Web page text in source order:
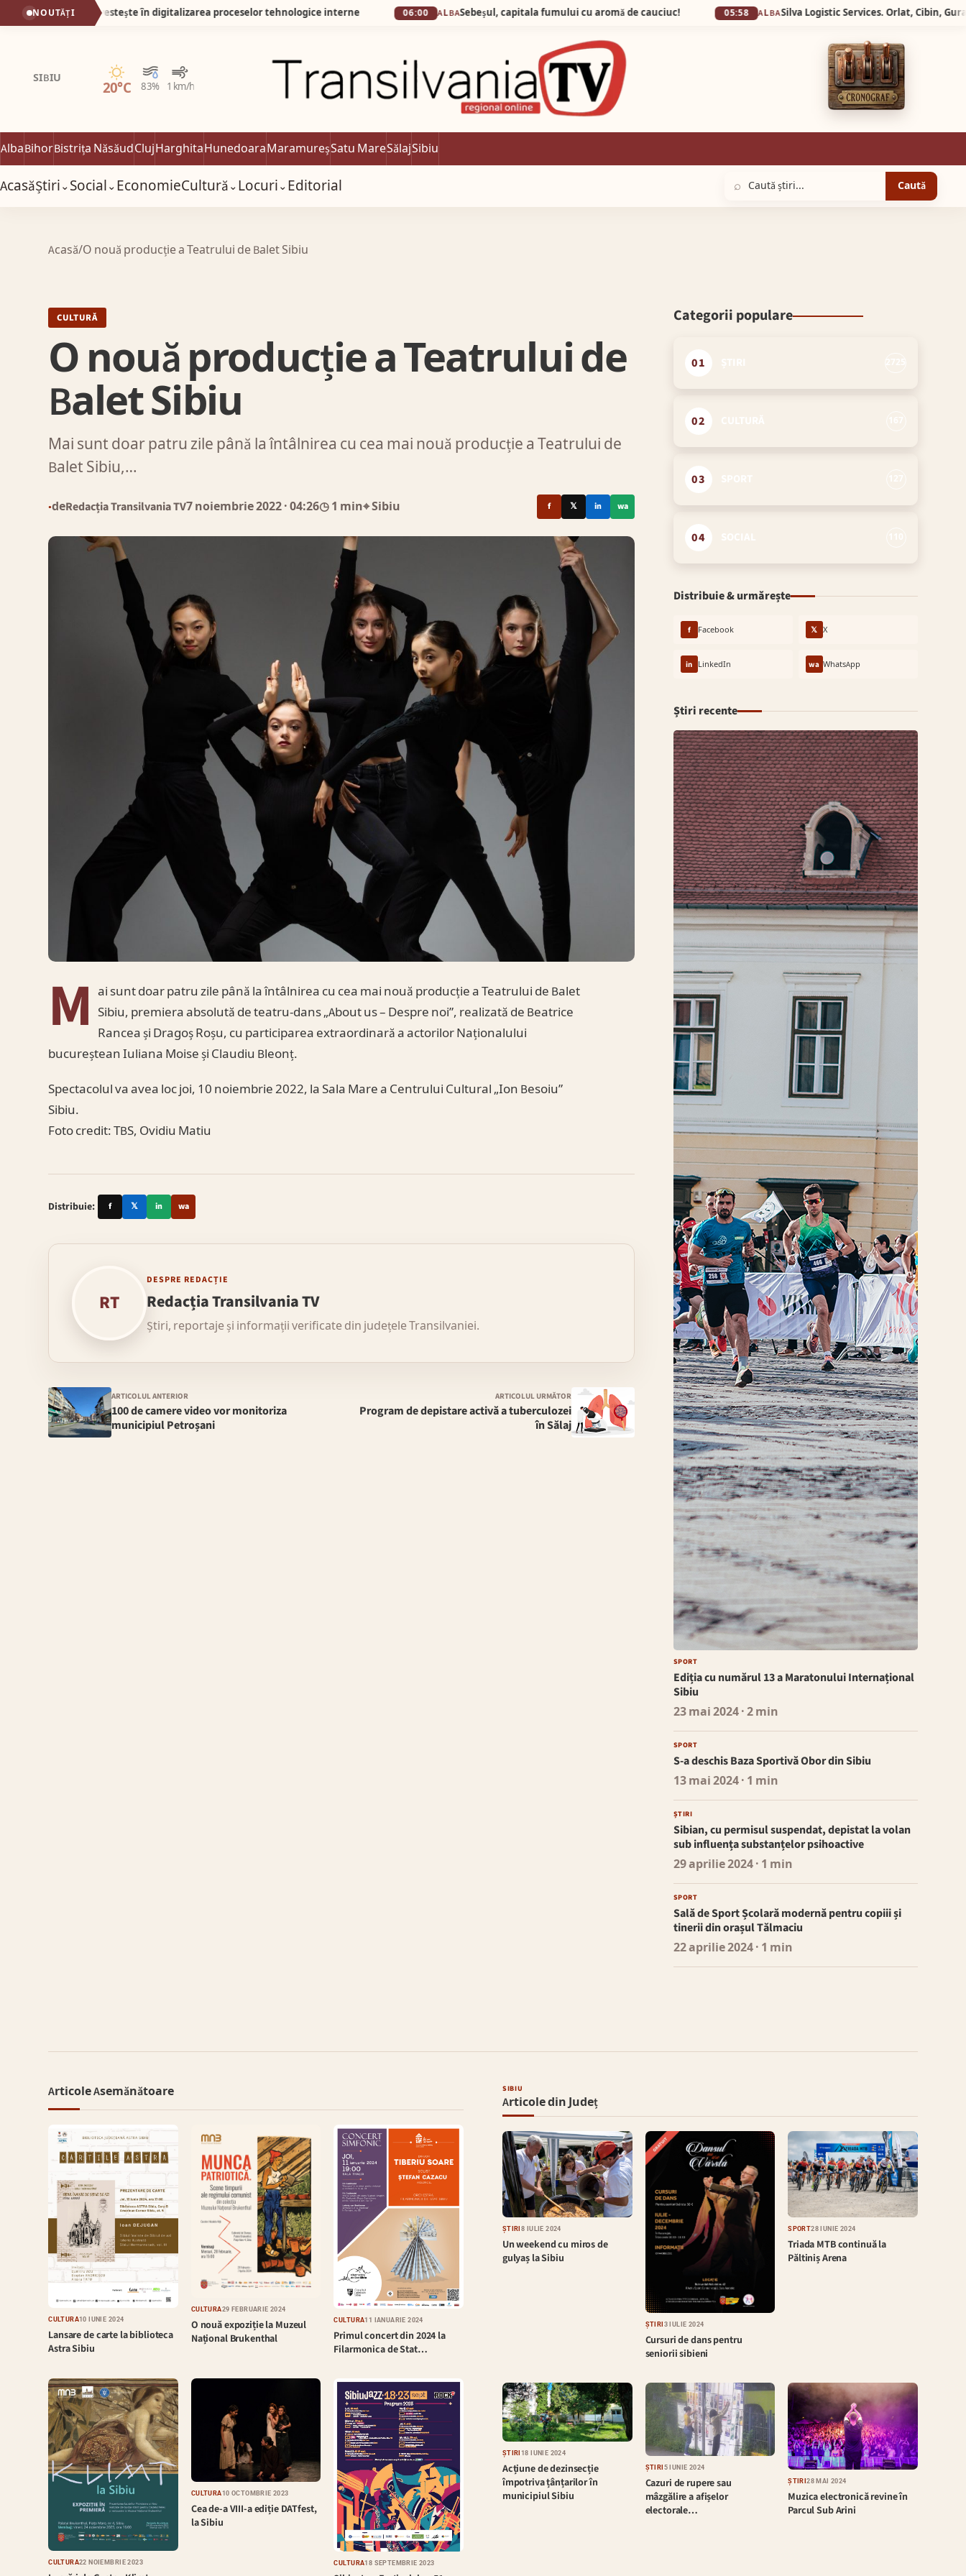
NOUTĂȚI
investește în digitalizarea proceselor tehnologice interne 06:00 ALBASebeșul, capitala fumului cu aromă de cauciuc! 05:58 ALBA
SIBIU
20°C 83% 1 km/h
Senin
AlbaBihorBistrița NăsăudClujHarghitaHunedoaraMaramureșSatu MareSălajSibiu
AcasăȘtiri⌄Social⌄EconomieCultură⌄Locuri⌄Editorial ⌕ Caută
Acasă/O nouă producție a Teatrului de Balet Sibiu
CULTURĂ
O nouă producție a Teatrului de
Balet Sibiu
Mai sunt doar patru zile până la întâlnirea cu cea mai nouă producție a Teatrului de
Balet Sibiu,…
●deRedacția Transilvania TV7 noiembrie 2022· 04:26◷ 1 min⌖ Sibiu f 𝕏 in wa
M ai sunt doar patru zile până la întâlnirea cu cea mai nouă producție a Teatrului de Balet
Sibiu, premiera absolută de teatru-dans „About us – Despre noi”, realizată de Beatrice
Rancea și Dragoș Roșu, cu participarea extraordinară a actorilor Naționalului
bucureștean Iuliana Moise și Claudiu Bleonț.
Spectacolul va avea loc joi, 10 noiembrie 2022, la Sala Mare a Centrului Cultural „Ion Besoiu”
Sibiu.
Foto credit: TBS, Ovidiu Matiu
Distribuie: f 𝕏 in wa
RT
DESPRE REDACȚIE
Redacția Transilvania TV
Știri, reportaje și informații verificate din județele Transilvaniei.
ARTICOLUL ANTERIOR
100 de camere video vor monitoriza
municipiul Petroșani
ARTICOLUL URMĂTOR
Program de depistare activă a tuberculozei
în Sălaj
Categorii populare
01
02
03
04
Distribuie & urmărește
f Facebook 𝕏 X
in LinkedIn wa WhatsApp
Știri recente
SPORT
Ediția cu numărul 13 a Maratonului Internațional
Sibiu
23 mai 2024· 2 min
SPORT
S-a deschis Baza Sportivă Obor din Sibiu
13 mai 2024· 1 min
ȘTIRI
Sibian, cu permisul suspendat, depistat la volan
sub influența substanțelor psihoactive
29 aprilie 2024· 1 min
SPORT
Sală de Sport Școlară modernă pentru copiii și
tinerii din orașul Tălmaciu
22 aprilie 2024· 1 min
Articole Asemănătoare
CULTURĂ10 IUNIE 2024
Lansare de carte la biblioteca
Astra Sibiu
CULTURĂ29 FEBRUARIE 2024
O nouă expoziție la Muzeul
Național Brukenthal
CULTURĂ11 IANUARIE 2024
Primul concert din 2024 la
Filarmonica de Stat…
CULTURĂ22 NOIEMBRIE 2023
CULTURĂ10 OCTOMBRIE 2023
Cea de-a VIII-a ediție DATfest,
la Sibiu
CULTURĂ18 SEPTEMBRIE 2023
SIBIU
Articole din Județ
ȘTIRI 8 IULIE 2024
Un weekend cu miros de
gulyaș la Sibiu
ȘTIRI 3 IULIE 2024
Cursuri de dans pentru
seniorii sibieni
SPORT28 IUNIE 2024
Triada MTB continuă la
Păltiniș Arena
ȘTIRI 18 IUNIE 2024
Acțiune de dezinsecție
împotriva țânțarilor în
municipiul Sibiu
ȘTIRI 5 IUNIE 2024
Cazuri de rupere sau
mâzgălire a afișelor
electorale…
ȘTIRI28 MAI 2024
Muzica electronică revine în
Parcul Sub Arini